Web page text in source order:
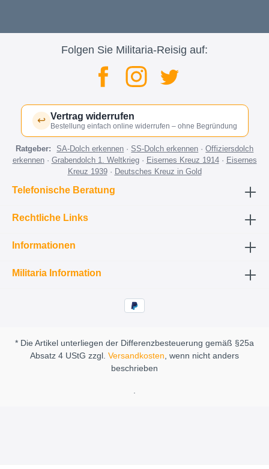
Folgen Sie Militaria-Reisig auf:
↩ Vertrag widerrufen
Bestellung einfach online widerrufen – ohne Begründung
Ratgeber: SA-Dolch erkennen ·SS-Dolch erkennen ·Offiziersdolch
erkennen· Grabendolch 1. Weltkrieg· Eisernes Kreuz 1914· Eisernes
Kreuz 1939· Deutsches Kreuz in Gold
Telefonische Beratung
Rechtliche Links
Informationen
Militaria Information
* Die Artikel unterliegen der Differenzbesteuerung gemäß §25a
Absatz 4 UStG zzgl. Versandkosten, wenn nicht anders
beschrieben
.